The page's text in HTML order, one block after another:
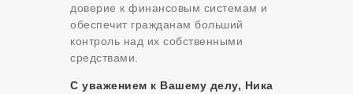
доверие к финансовым системам и
обеспечит гражданам больший
контроль над их собственными
средствами.
С уважением к Вашему делу, Ника